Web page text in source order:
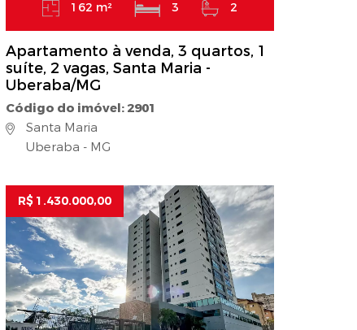
162 m² 3 2
Apartamento à venda, 3 quartos, 1
suíte, 2 vagas, Santa Maria -
Uberaba/MG
Código do imóvel: 2901
Santa Maria
Uberaba - MG
R$ 1.430.000,00